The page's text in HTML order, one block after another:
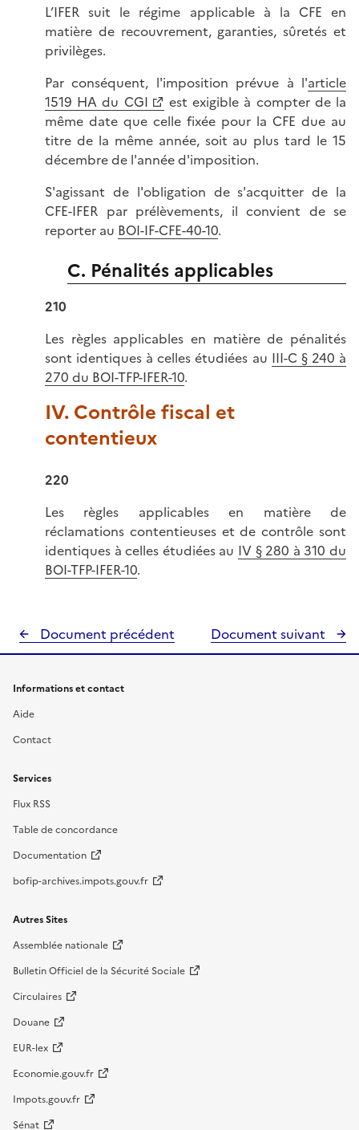
L’IFER suit le régime applicable à la CFE en
matière de recouvrement, garanties, sûretés et
privilèges.
Par conséquent, l'imposition prévue à l'article
1519 HA du CGI
est exigible à compter de la
même date que celle fixée pour la CFE due au
titre de la même année, soit au plus tard le 15
décembre de l'année d'imposition.
S'agissant de l'obligation de s'acquitter de la
CFE-IFER par prélèvements, il convient de se
reporter au BOI-IF-CFE-40-10.
C. Pénalités applicables
210
Les règles applicables en matière de pénalités
sont identiques à celles étudiées au III-C § 240 à
270 du BOI-TFP-IFER-10.
IV. Contrôle fiscal et
contentieux
220
Les règles applicables en matière de
réclamations contentieuses et de contrôle sont
identiques à celles étudiées au IV § 280 à 310 du
BOI-TFP-IFER-10.
Document précédent Document suivant
Informations et contact
Aide
Contact
Services
Flux RSS
Table de concordance
Documentation
bofip-archives.impots.gouv.fr
Autres Sites
Assemblée nationale
Bulletin Officiel de la Sécurité Sociale
Circulaires
Douane
EUR-lex
Economie.gouv.fr
Impots.gouv.fr
Sénat